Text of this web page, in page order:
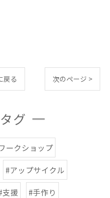
戻る 次のページ >
グ
ークショップ
#アップサイクル
支援 #手作り